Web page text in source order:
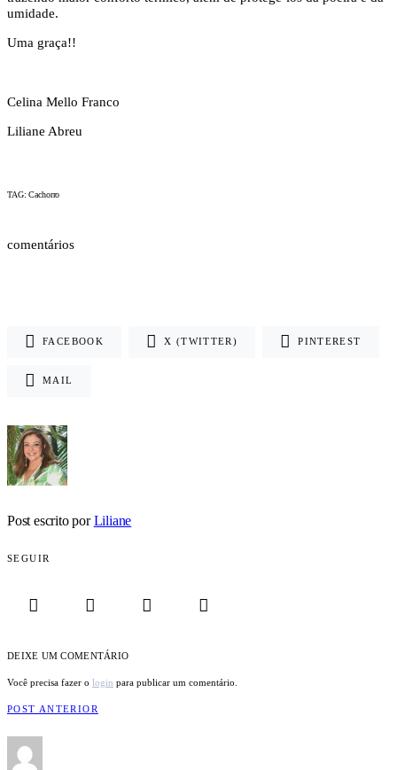
umidade.
Uma graça!!
Celina Mello Franco
Liliane Abreu
TAG: Cachorro
comentários
FACEBOOK X (TWITTER) PINTEREST
MAIL
Post escrito por Liliane
SEGUIR
DEIXE UM COMENTÁRIO
Você precisa fazer o login para publicar um comentário.
POST ANTERIOR